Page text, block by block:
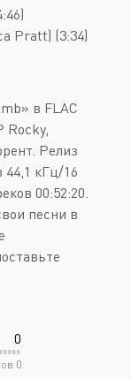
Pratt) (3:34)
в FLAC
Rocky,
Релиз
44,1 кГц/16
00:52:20.
песни в
0
0